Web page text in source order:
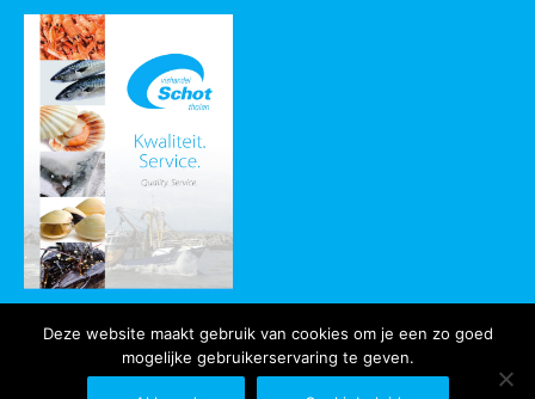
Deze website maakt gebruik van cookies om je een zo goed
mogelijke gebruikerservaring te geven.